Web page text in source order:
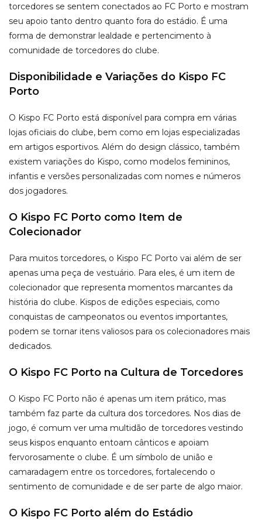
torcedores se sentem conectados ao FC Porto e mostram
seu apoio tanto dentro quanto fora do estádio. É uma
forma de demonstrar lealdade e pertencimento à
comunidade de torcedores do clube.
Disponibilidade e Variações do Kispo FC
Porto
O Kispo FC Porto está disponível para compra em várias
lojas oficiais do clube, bem como em lojas especializadas
em artigos esportivos. Além do design clássico, também
existem variações do Kispo, como modelos femininos,
infantis e versões personalizadas com nomes e números
dos jogadores.
O Kispo FC Porto como Item de
Colecionador
Para muitos torcedores, o Kispo FC Porto vai além de ser
apenas uma peça de vestuário. Para eles, é um item de
colecionador que representa momentos marcantes da
história do clube. Kispos de edições especiais, como
conquistas de campeonatos ou eventos importantes,
podem se tornar itens valiosos para os colecionadores mais
dedicados.
O Kispo FC Porto na Cultura de Torcedores
O Kispo FC Porto não é apenas um item prático, mas
também faz parte da cultura dos torcedores. Nos dias de
jogo, é comum ver uma multidão de torcedores vestindo
seus kispos enquanto entoam cânticos e apoiam
fervorosamente o clube. É um símbolo de união e
camaradagem entre os torcedores, fortalecendo o
sentimento de comunidade e de ser parte de algo maior.
O Kispo FC Porto além do Estádio